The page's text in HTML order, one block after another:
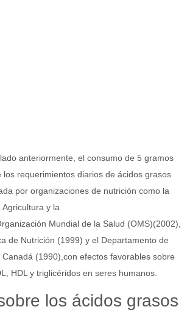
anteriormente, el consumo de 5 gramos
requerimientos diarios de ácidos grasos
por organizaciones de nutrición como la
y la
Mundial de la Salud (OMS)(2002),
de Nutrición (1999) y el Departamento de
(1990),con efectos favorables sobre
HDL y triglicéridos en seres humanos.
los ácidos grasos